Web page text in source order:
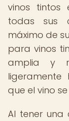
vinos tintos
todas sus
máximo de
para vinos
amplia y
que el vino
Al tener una